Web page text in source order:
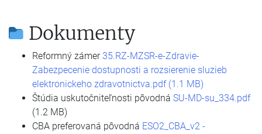
Dokumenty
Reformný zámer 35.RZ-MZSR-e-Zdravie-
Zabezpecenie dostupnosti a rozsierenie sluzieb
elektronickeho zdravotnictva.pdf (1.1 MB)
Štúdia uskutočniteľnosti pôvodná SU-MD-su_334.pdf
(1.2 MB)
CBA preferovaná pôvodná ESO2_CBA_v2 -